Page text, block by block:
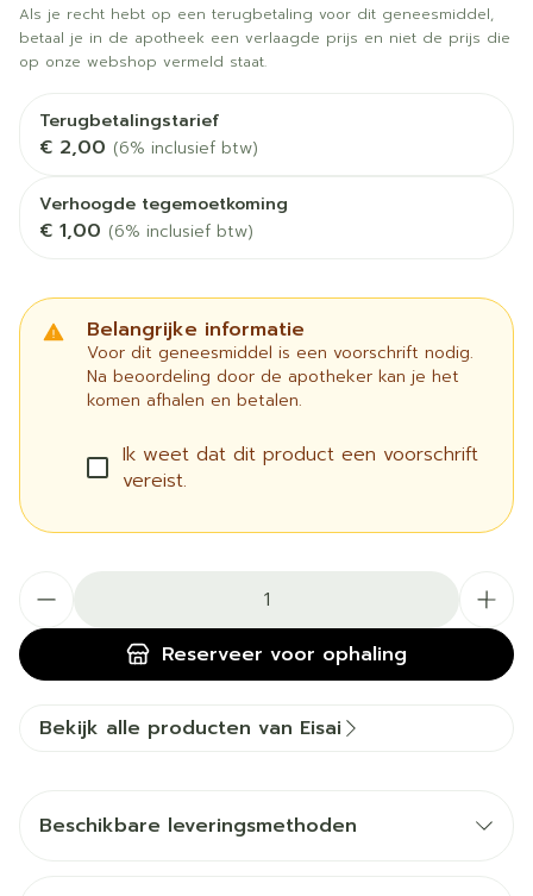
Als je recht hebt op een terugbetaling voor dit geneesmiddel,
betaal je in de apotheek een verlaagde prijs en niet de prijs die
op onze webshop vermeld staat.
Terugbetalingstarief
€ 2,00 (6% inclusief btw)
Verhoogde tegemoetkoming
€ 1,00 (6% inclusief btw)
Belangrijke informatie
Voor dit geneesmiddel is een voorschrift nodig.
Na beoordeling door de apotheker kan je het
komen afhalen en betalen.
Ik weet dat dit product een voorschrift
vereist.
Reserveer voor ophaling
Bekijk alle producten van Eisai
Beschikbare leveringsmethoden